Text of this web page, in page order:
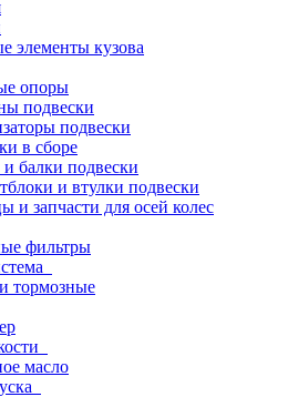
элементы кузова
опоры
подвески
подвески
в сборе
балки подвески
и втулки подвески
и запчасти для осей колес
фильтры
тормозные
масло